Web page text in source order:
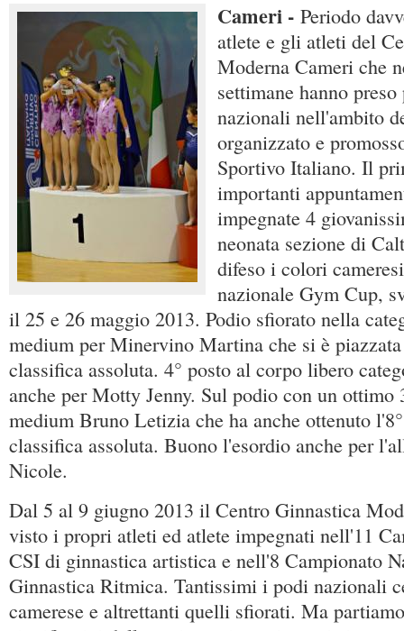
Cameri - Periodo
atlete e gli atleti del
Moderna Cameri che
settimane hanno
nazionali nell'ambito
organizzato e
Sportivo Italiano. Il
importanti
impegnate 4
neonata sezione di
difeso i colori
nazionale Gym Cup,
il 25 e 26 maggio 2013. Podio sfiorato nella
medium per Minervino Martina che si è
classifica assoluta. 4° posto al corpo libero
anche per Motty Jenny. Sul podio con un ottimo
medium Bruno Letizia che ha anche ottenuto
classifica assoluta. Buono l'esordio anche per
Nicole.
Dal 5 al 9 giugno 2013 il Centro Ginnastica
visto i propri atleti ed atlete impegnati nell'11
CSI di ginnastica artistica e nell'8 Campionato
Ginnastica Ritmica. Tantissimi i podi nazionali
camerese e altrettanti quelli sfiorati. Ma